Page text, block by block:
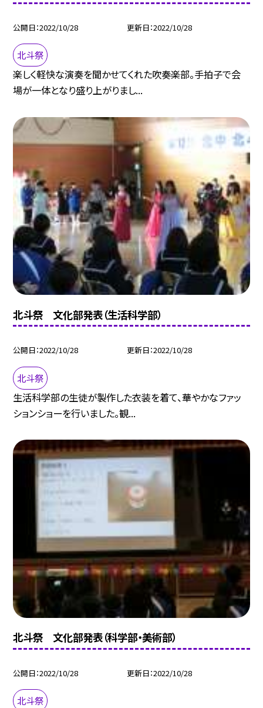
公開日 2022/10/28 更新日 2022/10/28
北斗祭
楽しく軽快な演奏を聞かせてくれた吹奏楽部。手拍子で会
場が一体となり盛り上がりまし...
北斗祭 文化部発表（生活科学部）
公開日 2022/10/28 更新日 2022/10/28
北斗祭
生活科学部の生徒が製作した衣装を着て、華やかなファッ
ションショーを行いました。観...
北斗祭 文化部発表（科学部・美術部）
公開日 2022/10/28 更新日 2022/10/28
北斗祭